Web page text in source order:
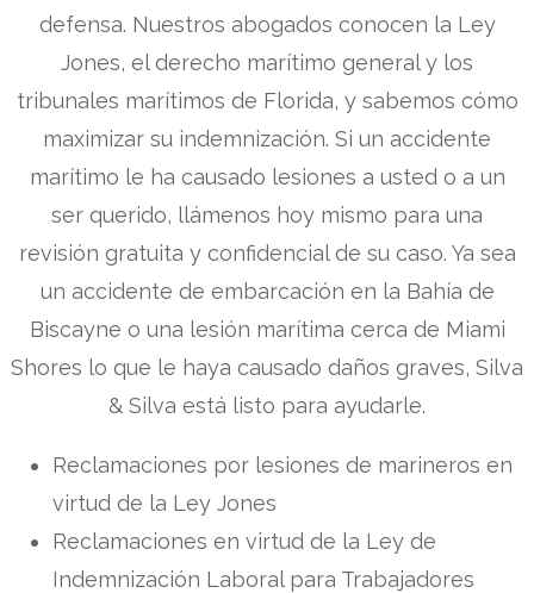
defensa. Nuestros abogados conocen la Ley
Jones, el derecho marítimo general y los
tribunales marítimos de Florida, y sabemos cómo
maximizar su indemnización. Si un accidente
marítimo le ha causado lesiones a usted o a un
ser querido, llámenos hoy mismo para una
revisión gratuita y confidencial de su caso. Ya sea
un accidente de embarcación en la Bahía de
Biscayne o una lesión marítima cerca de Miami
Shores lo que le haya causado daños graves, Silva
& Silva está listo para ayudarle.
Reclamaciones por lesiones de marineros en
virtud de la Ley Jones
Reclamaciones en virtud de la Ley de
Indemnización Laboral para Trabajadores